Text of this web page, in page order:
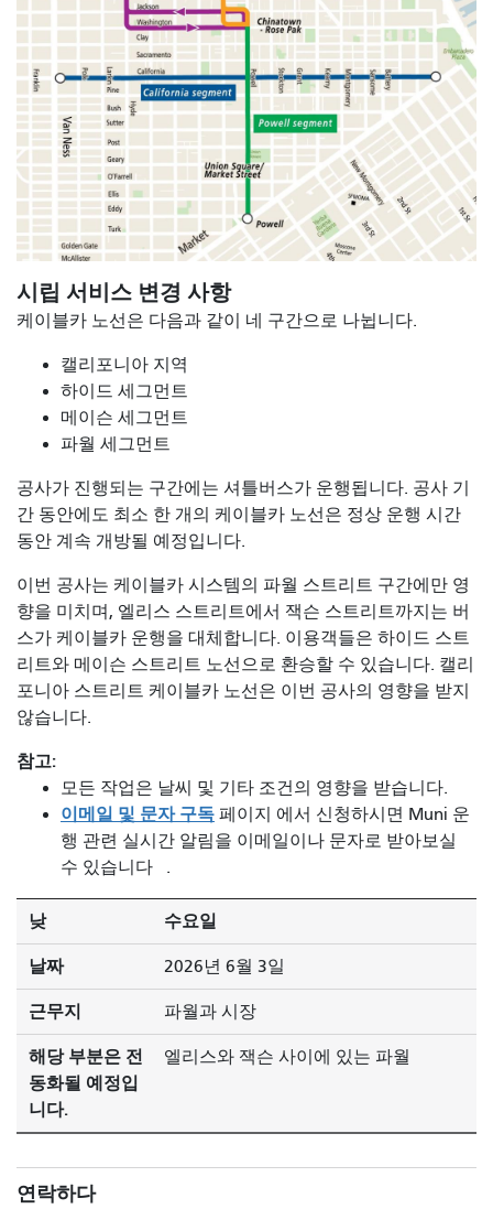
시립 서비스 변경 사항
케이블카 노선은 다음과 같이 네 구간으로 나뉩니다.
캘리포니아 지역
하이드 세그먼트
메이슨 세그먼트
파월 세그먼트
공사가 진행되는 구간에는 셔틀버스가 운행됩니다. 공사 기
간 동안에도 최소 한 개의 케이블카 노선은 정상 운행 시간
동안 계속 개방될 예정입니다.
이번 공사는 케이블카 시스템의 파월 스트리트 구간에만 영
향을 미치며, 엘리스 스트리트에서 잭슨 스트리트까지는 버
스가 케이블카 운행을 대체합니다. 이용객들은 하이드 스트
리트와 메이슨 스트리트 노선으로 환승할 수 있습니다. 캘리
포니아 스트리트 케이블카 노선은 이번 공사의 영향을 받지
않습니다.
참고:
모든 작업은 날씨 및 기타 조건의 영향을 받습니다.
이메일 및 문자 구독 페이지 에서 신청하시면 Muni 운
행 관련 실시간 알림을 이메일이나 문자로 받아보실
수 있습니다
.
낮 수요일
날짜 2026년 6월 3일
근무지 파월과 시장
해당 부분은 전
동화될 예정입
니다.
엘리스와 잭슨 사이에 있는 파월
연락하다